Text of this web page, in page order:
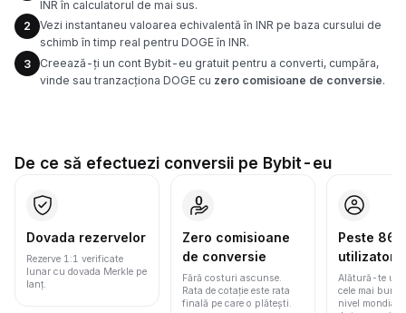
INR în calculatorul de mai sus.
2
Vezi instantaneu valoarea echivalentă în INR pe baza cursului de
schimb în timp real pentru DOGE în INR.
3
Creează-ți un cont Bybit-eu gratuit pentru a converti, cumpăra,
vinde sau tranzacționa DOGE cu zero comisioane de conversie.
De ce să efectuezi conversii pe Bybit-eu
Dovada rezervelor
Rezerve 1:1 verificate
lunar cu dovada Merkle pe
lanț.
Zero comisioane
de conversie
Fără costuri ascunse.
Rata de cotație este rata
finală pe care o plătești.
Peste 86
utilizatori
Alătură-te
cele mai bune
nivel mondial